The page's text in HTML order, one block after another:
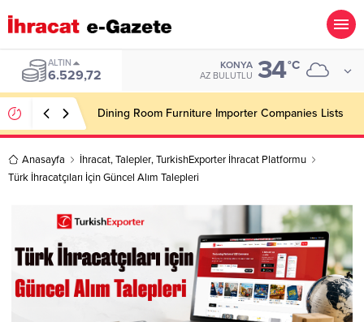
ALTIN
6.529,72
KONYA
AZ BULUTLU 34°C
Dining Room Furniture Importer Companies Lists
Anasayfa İhracat,Talepler,TurkishExporter İhracat Platformu
Türk İhracatçıları İçin Güncel Alım Talepleri